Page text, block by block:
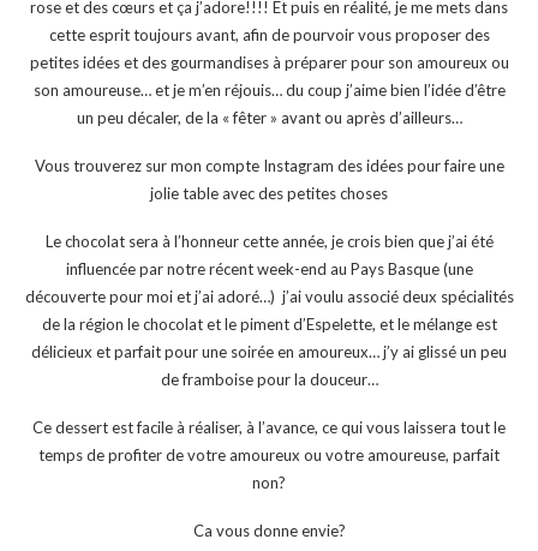
rose et des cœurs et ça j’adore!!!! Et puis en réalité, je me mets dans
cette esprit toujours avant, afin de pourvoir vous proposer des
petites idées et des gourmandises à préparer pour son amoureux ou
son amoureuse… et je m’en réjouis… du coup j’aime bien l’idée d’être
un peu décaler, de la « fêter » avant ou après d’ailleurs…
Vous trouverez sur mon compte Instagram des idées pour faire une
jolie table avec des petites choses
Le chocolat sera à l’honneur cette année, je crois bien que j’ai été
influencée par notre récent week-end au Pays Basque (une
découverte pour moi et j’ai adoré…) j’ai voulu associé deux spécialités
de la région le chocolat et le piment d’Espelette, et le mélange est
délicieux et parfait pour une soirée en amoureux… j’y ai glissé un peu
de framboise pour la douceur…
Ce dessert est facile à réaliser, à l’avance, ce qui vous laissera tout le
temps de profiter de votre amoureux ou votre amoureuse, parfait
non?
Ca vous donne envie?